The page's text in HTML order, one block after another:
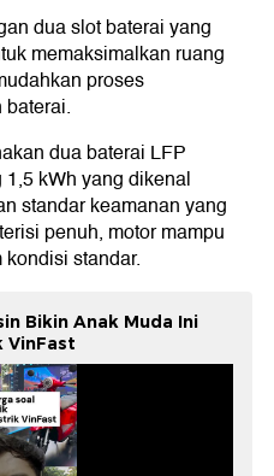
dua slot baterai yang
memaksimalkan ruang
proses
dua baterai LFP
kWh yang dikenal
standar keamanan yang
penuh, motor mampu
standar.
Bikin Anak Muda Ini
VinFast